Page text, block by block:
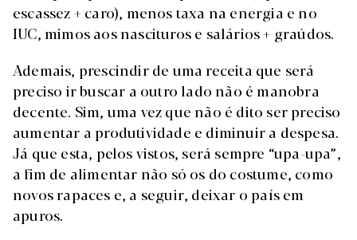
escassez + caro), menos taxa na energia e no
IUC, mimos aos nascituros e salários + graúdos.
Ademais, prescindir de uma receita que será
preciso ir buscar a outro lado não é manobra
decente. Sim, uma vez que não é dito ser preciso
aumentar a produtividade e diminuir a despesa.
Já que esta, pelos vistos, será sempre “upa-upa”,
a fim de alimentar não só os do costume, como
novos rapaces e, a seguir, deixar o país em
apuros.